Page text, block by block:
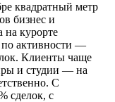
квадратный метр
бизнес и
на курорте
активности —
Клиенты чаще
и студии — на
С
сделок, с